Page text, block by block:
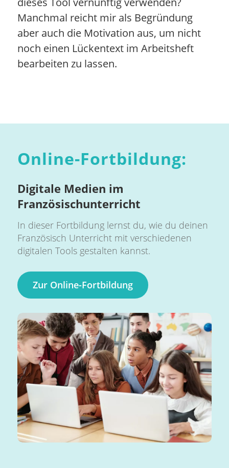
Manchmal reicht mir als Begründung
aber auch die Motivation aus, um nicht
noch einen Lückentext im Arbeitsheft
bearbeiten zu lassen.
Online-Fortbildung:
Digitale Medien im
Französischunterricht
In dieser Fortbildung lernst du, wie du deinen
Französisch Unterricht mit verschiedenen
digitalen Tools gestalten kannst.
Zur Online-Fortbildung